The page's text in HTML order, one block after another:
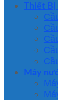
Thiết Bị
Máy